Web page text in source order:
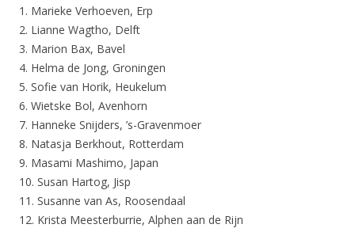
1. Marieke Verhoeven, Erp
2. Lianne Wagtho, Delft
3. Marion Bax, Bavel
4. Helma de Jong, Groningen
5. Sofie van Horik, Heukelum
6. Wietske Bol, Avenhorn
7. Hanneke Snijders, ’s-Gravenmoer
8. Natasja Berkhout, Rotterdam
9. Masami Mashimo, Japan
10. Susan Hartog, Jisp
11. Susanne van As, Roosendaal
12. Krista Meesterburrie, Alphen aan de Rijn